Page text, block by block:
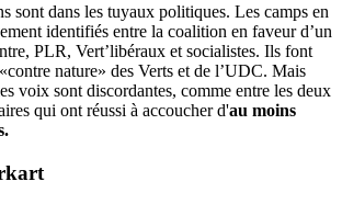
sont dans les tuyaux politiques. Les camps en
identifiés entre la coalition en faveur d’un
PLR, Vert’libéraux et socialistes. Ils font
nature» des Verts et de l’UDC. Mais
voix sont discordantes, comme entre les deux
qui ont réussi à accoucher d'au moins